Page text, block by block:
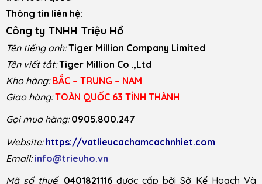
Thông tin liên hệ:
Công ty TNHH Triệu Hổ
Tên tiếng anh: Tiger Million Company Limited
Tên viết tắt: Tiger Million Co .,Ltd
Kho hàng: BẮC – TRUNG – NAM
Giao hàng: TOÀN QUỐC 63 TỈNH THÀNH
Gọi mua hàng: 0905.800.247
Website: https://vatlieucachamcachnhiet.com
Email: info@trieuho.vn
Mã số thuế: 0401821116được cấp bởi Sở Kế Hoạch Và